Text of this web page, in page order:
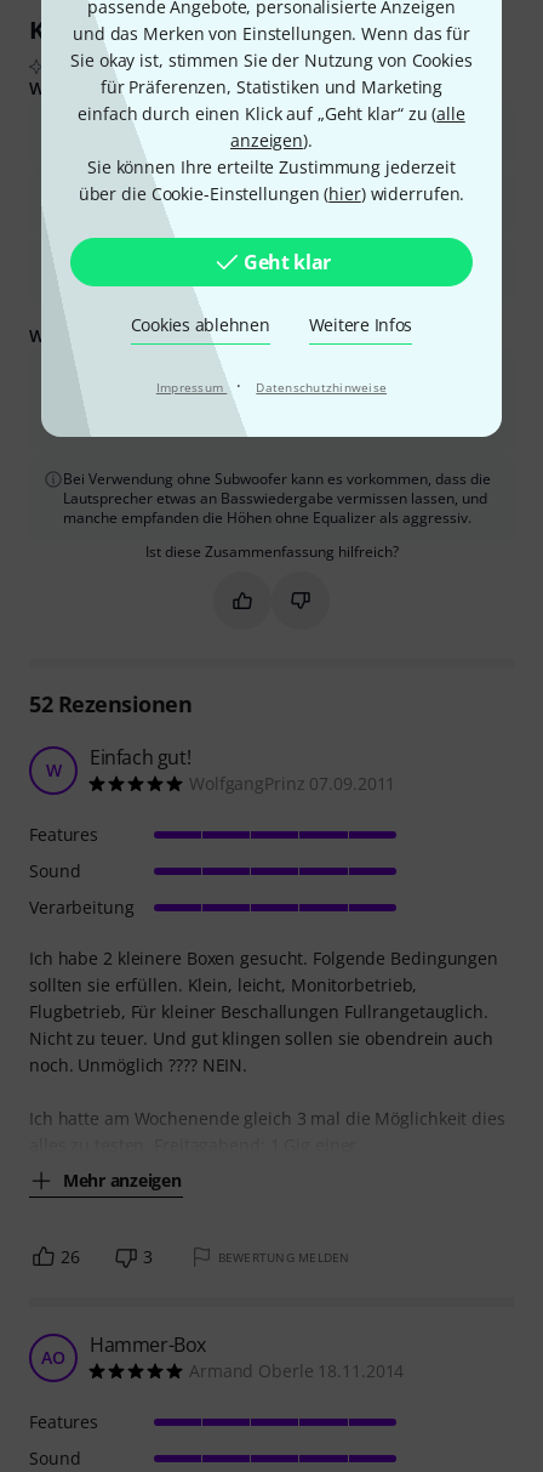
passende Angebote, personalisierte Anzeigen
und das Merken von Einstellungen. Wenn das für
Sie okay ist, stimmen Sie der Nutzung von Cookies
für Präferenzen, Statistiken und Marketing
einfach durch einen Klick auf „Geht klar“ zu (alle
anzeigen).
Sie können Ihre erteilte Zustimmung jederzeit
über die Cookie-Einstellungen (hier) widerrufen.
Geht klar
Cookies ablehnen Weitere Infos
Impressum · Datenschutzhinweise
Kundenrezensionen im Überblick
Aus echten Käuferbewertungen, zusammengefasst durch KI
Was Käufern gefiel:
Die Lautsprecher bieten für ihren Preis eine ausgezeichnete
Klangqualität und Klarheit.
Sie sind vielseitig einsetzbar und eignen sich für verschiedene
Anwendungen, darunter DJ-Sets, Live-Musik und Konferenzen.
Die Lautsprecher sind kompakt, leicht und gut verarbeitet,
wodurch sie einfach zu transportieren und aufzustellen sind.
Was Sie außerdem wissen sollten:
Einige Nutzer merkten an, dass die Lackierung abplatzen kann
und dass die Lautsprecher von zusätzlichen Gummifüßen
profitieren könnten, um ein Verrutschen zu verhindern und die
Bei Verwendung ohne Subwoofer kann es vorkommen, dass die
Lautsprecher etwas an Basswiedergabe vermissen lassen, und
manche empfanden die Höhen ohne Equalizer als aggressiv.
Ist diese Zusammenfassung hilfreich?
Markieren Sie diese
Markieren Sie diese
52Rezensionen
W Einfach gut!
WolfgangPrinz 07.09.2011
Ich habe 2 kleinere Boxen gesucht. Folgende Bedingungen
sollten sie erfüllen. Klein, leicht, Monitorbetrieb,
Flugbetrieb, Für kleiner Beschallungen Fullrangetauglich.
Nicht zu teuer. Und gut klingen sollen sie obendrein auch
noch. Unmöglich ???? NEIN.
Ich hatte am Wochenende gleich 3 mal die Möglichkeit dies
Mehr anzeigen
Features
Sound
Verarbeitung
26 3 BEWERTUNG MELDEN
AO Hammer-Box
Armand Oberle 18.11.2014
Features
Sound